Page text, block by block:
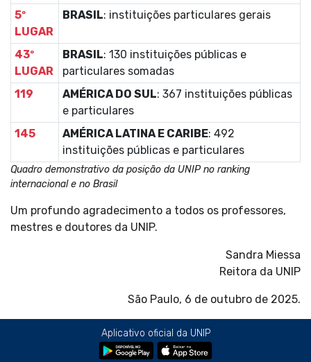
5º
LUGAR
BRASIL: instituições particulares gerais
43º
LUGAR
BRASIL: 130 instituições públicas e
particulares somadas
119
AMÉRICA DO SUL: 367 instituições públicas
e particulares
145
AMÉRICA LATINA E CARIBE: 492
instituições públicas e particulares
Quadro demonstrativo da posição da UNIP no ranking
internacional e no Brasil
Um profundo agradecimento a todos os professores,
mestres e doutores da UNIP.
Sandra Miessa
Reitora da UNIP
São Paulo, 6 de outubro de 2025.
Aplicativo oficial da UNIP